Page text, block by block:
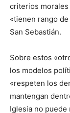
criterios morales
«tienen rango
San Sebastián.
Sobre estos
los modelos
«respeten los
mantengan
Iglesia no